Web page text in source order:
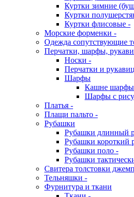
Куртки зимние
Куртки
Куртки флисовые -
Морские форменки -
Одежда сопутствующие
Перчатки, шарфы,
Носки -
Перчатки и
Шарфы
Кашне
Шарфы с
Платья -
Плащи пальто -
Рубашки
Рубашки длинный
Рубашки короткий
Рубашки поло -
Рубашки
Свитера толстовки
Тельняшки -
Фурнитура и ткани